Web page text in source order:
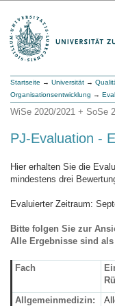
Startseite → Universität →
Organisationsentwicklung →
WiSe 2020/2021 + SoSe
PJ-Evaluation -
Hier erhalten Sie die
mindestens drei
Evaluierter Zeitraum:
Bitte folgen Sie zur
Alle Ergebnisse sind
Fach
Allgemeinmedizin: